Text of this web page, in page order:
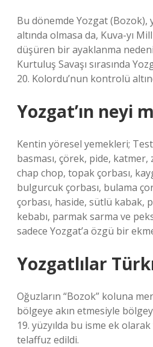
Bu dönemde Yozgat (Bozok),
altında olmasa da, Kuva-yı
düşüren bir ayaklanma
Kurtuluş Savaşı sırasında
20. Kolordu’nun kontrolü
Yozgat’ın neyi
Kentin yöresel yemekleri;
basması, çörek, pide,
chap chop, topak çorbası,
bulgurcuk çorbası, bulama
çorbası, haside, sütlü kabak,
kebabı, parmak sarma ve
sadece Yozgat’a özgü bir
Yozgatlılar
Oğuzların “Bozok” koluna
bölgeye akın etmesiyle
19. yüzyılda bu isme ek olarak
telaffuz edildi.